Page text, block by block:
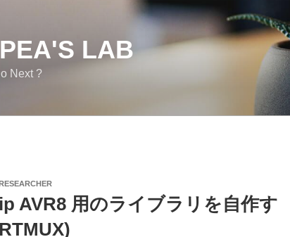
LAB
Next ?
AVR8 用のライブラリを自作す